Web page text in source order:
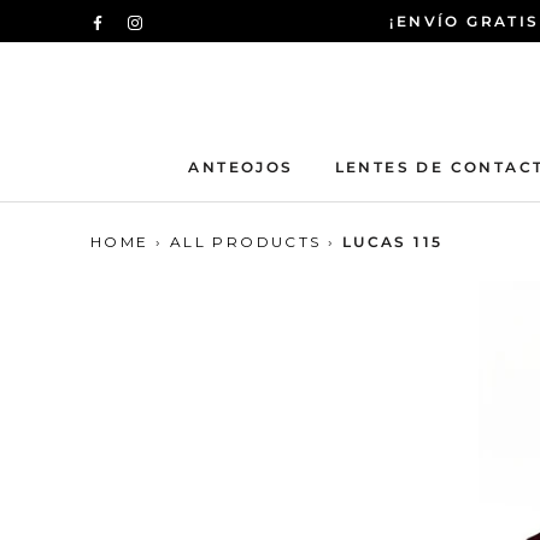
al
¡ENVÍO
ANTEOJOS LENTES DE
HOME › ALL PRODUCTS › LUCAS 115